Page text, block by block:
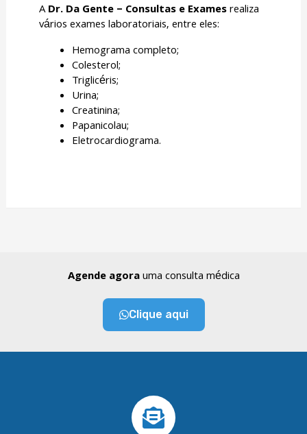
ADr. Da Gente – Consultas e Examesrealiza
vários exames laboratoriais, entre eles:
Hemograma completo;
Colesterol;
Triglicéris;
Urina;
Creatinina;
Papanicolau;
Eletrocardiograma.
Agende agorauma consulta médica
Clique aqui